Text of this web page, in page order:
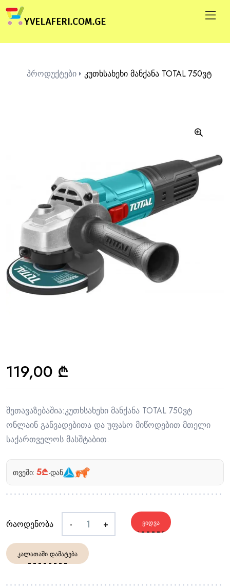
პროდუქტები კუთხსახეხი მანქანა TOTAL 750ვტ
119,00 ₾
შეთავაზებაშია:კუთხსახეხი მანქანა TOTAL 750ვტ
ონლაინ განვადებითა და უფასო მიწოდებით მთელი
საქართველოს მასშტაბით.
თვეში: 5₾-დან
რაოდენობა - + ᲧᲘᲓᲕᲐ
ᲙᲐᲚᲐᲗᲐᲨᲘ ᲓᲐᲛᲐᲢᲔᲑᲐ